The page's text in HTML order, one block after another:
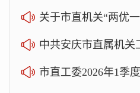
关于市直机关“两优
中共安庆市直属机关